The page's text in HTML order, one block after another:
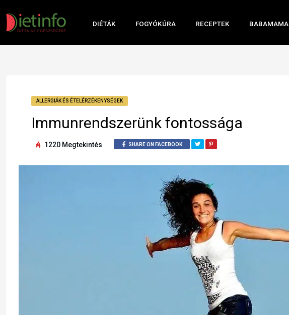
DIÉTÁK FOGYÓKÚRA RECEPTEK BABAMAMA
ALLERGIÁK ÉS ÉTELÉRZÉKENYSÉGEK
Immunrendszerünk fontossága
1220 Megtekintés SHARE ON FACEBOOK